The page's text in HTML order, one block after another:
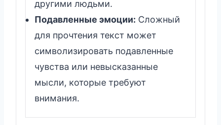
другими людьми.
Подавленные эмоции: Сложный
для прочтения текст может
символизировать подавленные
чувства или невысказанные
мысли, которые требуют
внимания.